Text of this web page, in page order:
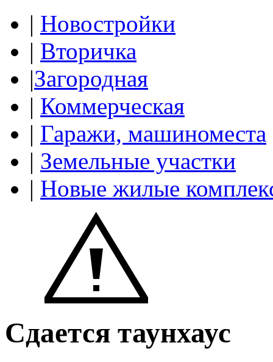
| Новостройки
| Вторичка
|Загородная
| Коммерческая
| Гаражи, машиноместа
| Земельные участки
| Новые жилые
Сдается таунхаус